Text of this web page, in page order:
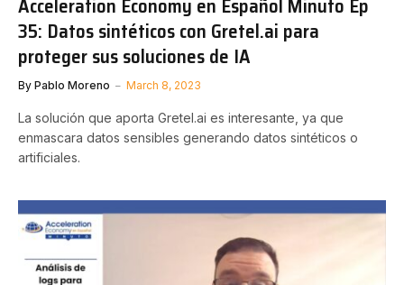
35: Datos sintéticos con Gretel.ai para
proteger sus soluciones de IA
By Pablo Moreno March 8, 2023
La solución que aporta Gretel.ai es interesante, ya que
enmascara datos sensibles generando datos sintéticos o
artificiales.